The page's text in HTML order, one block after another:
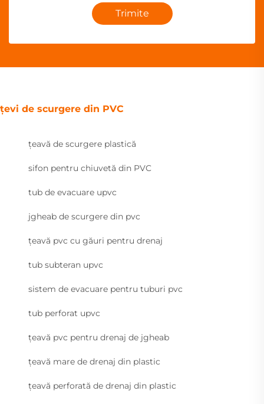
Trimite
țevi de scurgere din PVC
țeavă de scurgere plastică
sifon pentru chiuvetă din PVC
tub de evacuare upvc
jgheab de scurgere din pvc
țeavă pvc cu găuri pentru drenaj
tub subteran upvc
sistem de evacuare pentru tuburi pvc
tub perforat upvc
țeavă pvc pentru drenaj de jgheab
țeavă mare de drenaj din plastic
țeavă perforată de drenaj din plastic